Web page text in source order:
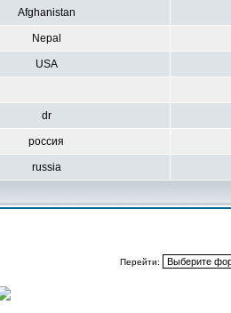
Afghanistan
Nepal
USA
dr
россия
russia
Перейти: